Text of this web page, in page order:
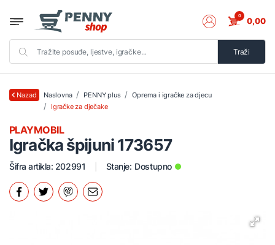
Traži
0 0,00
Nazad Naslovna PENNY plus
Oprema i igračke za djecu
Igračke za dječake
Igračka špijuni 173657
PLAYMOBIL
Šifra artikla: 202991 Stanje: Dostupno